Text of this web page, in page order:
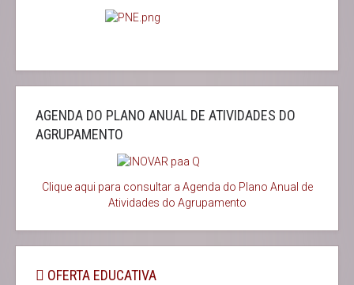
AGENDA DO PLANO ANUAL DE ATIVIDADES DO
AGRUPAMENTO
Clique aqui para consultar a Agenda do Plano Anual de
Atividades do Agrupamento
OFERTA EDUCATIVA